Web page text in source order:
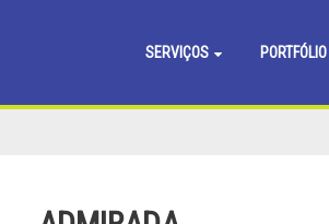
SERVIÇOS PORTFÓLIO